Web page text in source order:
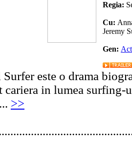
Regia:
Cu:
Jeremy
Gen:
Surfer este o drama
cariera in lumea surfing-
>>